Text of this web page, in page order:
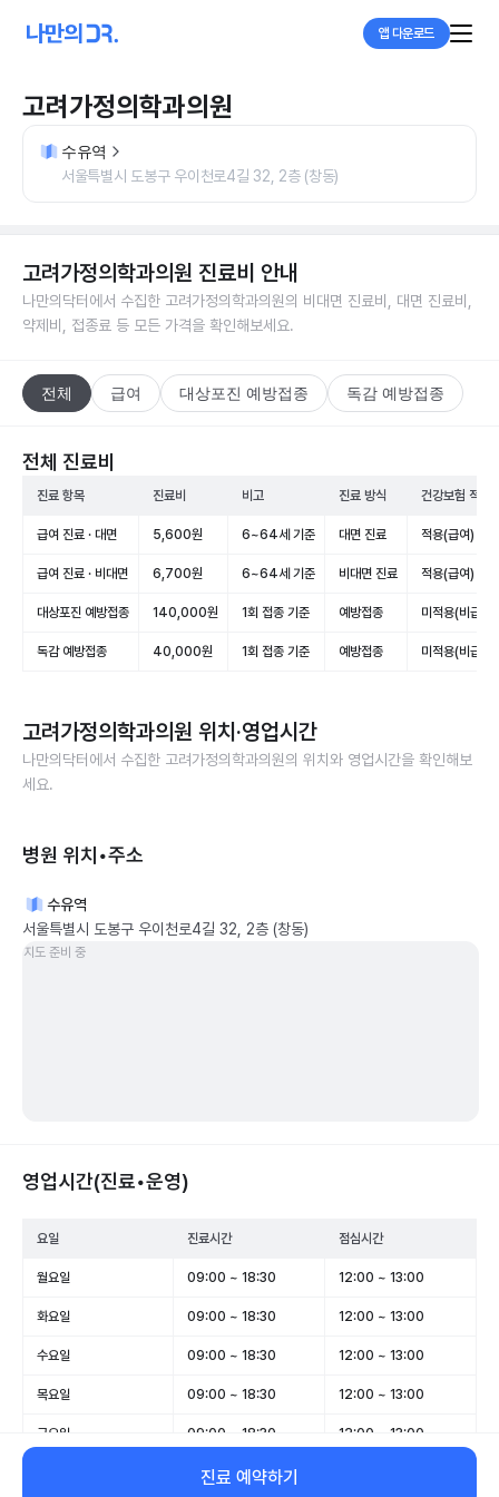
앱 다운로드
고려가정의학과의원
수유역
서울특별시 도봉구 우이천로4길 32, 2층 (창동)
고려가정의학과의원 진료비 안내
나만의닥터에서 수집한 고려가정의학과의원의 비대면 진료비, 대면 진료비,
약제비, 접종료 등 모든 가격을 확인해보세요.
전체 급여 대상포진 예방접종 독감 예방접종
전체 진료비
진료 항목 진료비 비고 진료 방식 건강보험 적용
급여 진료 · 대면 5,600원 6~64세 기준 대면 진료 적용(급여)
급여 진료 · 비대면 6,700원 6~64세 기준 비대면 진료 적용(급여)
대상포진 예방접종 140,000원 1회 접종 기준 예방접종 미적용(비급여)
독감 예방접종 40,000원 1회 접종 기준 예방접종 미적용(비급여)
고려가정의학과의원 위치·영업시간
나만의닥터에서 수집한 고려가정의학과의원의 위치와 영업시간을 확인해보
세요.
병원 위치•주소
수유역
서울특별시 도봉구 우이천로4길 32, 2층 (창동)
지도 준비 중
영업시간(진료•운영)
요일 진료시간 점심시간
월요일 09:00 ~ 18:30 12:00 ~ 13:00
화요일 09:00 ~ 18:30 12:00 ~ 13:00
수요일 09:00 ~ 18:30 12:00 ~ 13:00
목요일 09:00 ~ 18:30 12:00 ~ 13:00
금요일 09:00 ~ 18:30 12:00 ~ 13:00
09:00 ~ 14:30
진료 예약하기